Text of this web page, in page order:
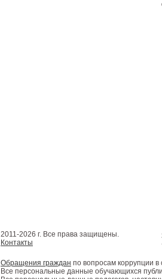
2011-2026 г. Все права защищены.
Контакты
Обращения граждан по вопросам коррупции
Все персональные данные обучающихся